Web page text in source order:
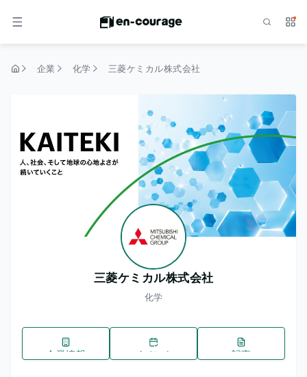
メニュー サ
企業 化学 三菱ケミカル株式会社
三菱ケミカル株式会社
化学
企業情報 イベント 記事